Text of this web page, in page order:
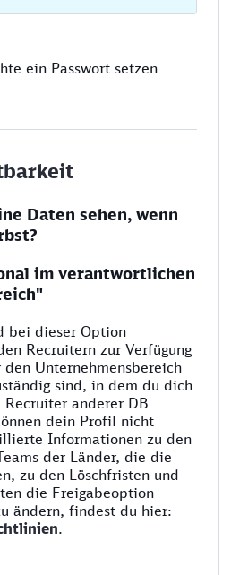
ein Passwort setzen
Daten sehen, wenn
im verantwortlichen
bei dieser Option
Recruitern zur Verfügung
Unternehmensbereich
sind, in dem du dich
Recruiter anderer DB
dein Profil nicht
Informationen zu den
der Länder, die die
zu den Löschfristen und
die Freigabeoption
ändern, findest du hier:
.